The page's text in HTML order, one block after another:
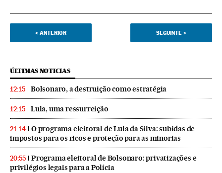
< ANTERIOR SEGUINTE >
ÚLTIMAS NOTICIAS
12:15 Bolsonaro, a destruição como estratégia
12:15 Lula, uma ressurreição
21:14
O programa eleitoral de Lula da Silva: subidas de
impostos para os ricos e proteção para as minorias
20:55
Programa eleitoral de Bolsonaro: privatizações e
privilégios legais para a Polícia